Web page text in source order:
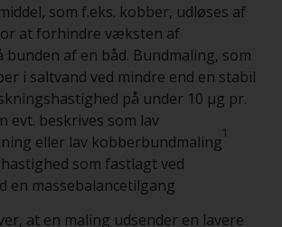
som f.eks. kobber, udløses af
at forhindre væksten af
bunden af en båd. Bundmaling, som
i saltvand ved mindre end en stabil
på under 10 μg pr.
evt. beskrives som lav
eller lav kobberbundmaling1
som fastlagt ved
en massebalancetilgang
at en maling udsender en lavere